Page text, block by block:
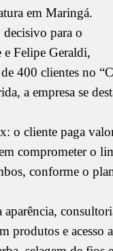
em Maringá.
para o
e Felipe Geraldi,
400 clientes no
a empresa se
o cliente paga
comprometer o
conforme o
aparência,
produtos e acesso a